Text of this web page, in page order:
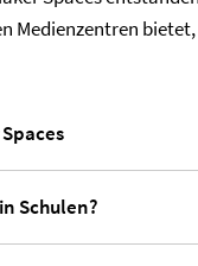
Medienzentren
Schulen?